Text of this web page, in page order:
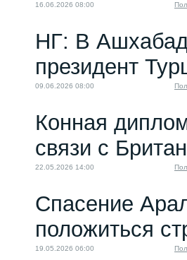
16.06.2026 08:00
НГ: В
президент
09.06.2026 08:00
Конная
связи с
22.05.2026 14:00
Спасение
положиться
19.05.2026 06:00